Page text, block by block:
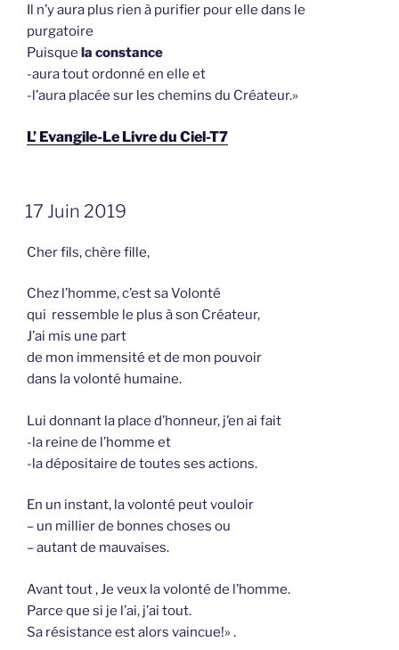
Il n’y aura plus rien à purifier pour elle dans le
purgatoire
Puisque la constance
-aura tout ordonné en elle et
-l’aura placée sur les chemins du Créateur.»
L’ Evangile-Le Livre du Ciel-T7
GEPLAATST
OP
17 Juin 2019
Cher fils, chère fille,
Chez l’homme, c’est sa Volonté
qui ressemble le plus à son Créateur,
J’ai mis une part
de mon immensité et de mon pouvoir
dans la volonté humaine.
Lui donnant la place d’honneur, j’en ai fait
-la reine de l’homme et
-la dépositaire de toutes ses actions.
En un instant, la volonté peut vouloir
– un millier de bonnes choses ou
– autant de mauvaises.
Avant tout , Je veux la volonté de l’homme.
Parce que si je l’ai, j’ai tout.
Sa résistance est alors vaincue!» .